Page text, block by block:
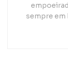
sempre em